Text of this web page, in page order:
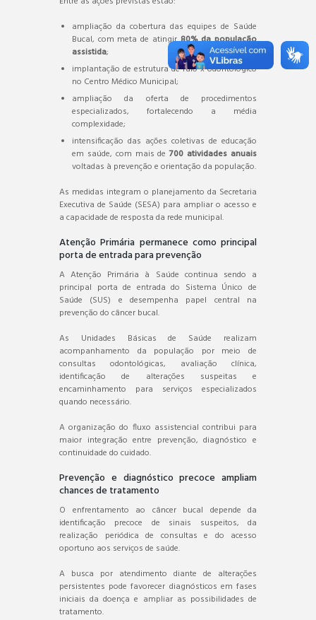
ampliação da cobertura das equipes de Saúde
Bucal, com meta de atingir80% da população
assistida;
implantação de estrutura de raio-x odontológico
no Centro Médico Municipal;
ampliação da oferta de procedimentos
especializados, fortalecendo a média
complexidade;
intensificação das ações coletivas de educação
em saúde, com mais de700 atividades anuais
voltadas à prevenção e orientação da população.
As medidas integram o planejamento da Secretaria
Executiva de Saúde (SESA) para ampliar o acesso e
a capacidade de resposta da rede municipal.
Atenção Primária permanece como principal
porta de entrada para prevenção
A Atenção Primária à Saúde continua sendo a
principal porta de entrada do Sistema Único de
Saúde (SUS) e desempenha papel central na
prevenção do câncer bucal.
As Unidades Básicas de Saúde realizam
acompanhamento da população por meio de
consultas odontológicas, avaliação clínica,
identificação de alterações suspeitas e
encaminhamento para serviços especializados
quando necessário.
A organização do fluxo assistencial contribui para
maior integração entre prevenção, diagnóstico e
continuidade do cuidado.
Prevenção e diagnóstico precoce ampliam
chances de tratamento
O enfrentamento ao câncer bucal depende da
identificação precoce de sinais suspeitos, da
realização periódica de consultas e do acesso
oportuno aos serviços de saúde.
A busca por atendimento diante de alterações
persistentes pode favorecer diagnósticos em fases
iniciais da doença e ampliar as possibilidades de
tratamento.